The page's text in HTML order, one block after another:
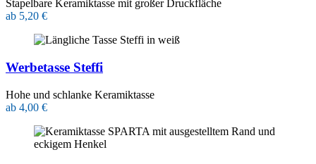
Stapelbare Keramiktasse mit großer Druckfläche
ab 5,20 €
Werbetasse Steffi
Hohe und schlanke Keramiktasse
ab 4,00 €